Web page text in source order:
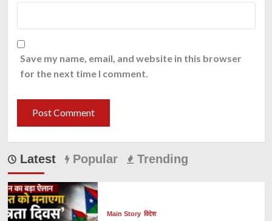
Save my name, email, and website in this browser
for the next time I comment.
Latest Popular Trending
Main Story विदेश